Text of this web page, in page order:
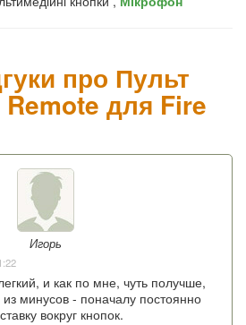
про Пульт
для Fire
Игорь
и как по мне, чуть получше,
минусов - поначалу постоянно
вокруг кнопок.